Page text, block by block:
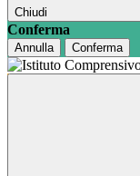
Chiudi
Conferma
Annulla Conferma